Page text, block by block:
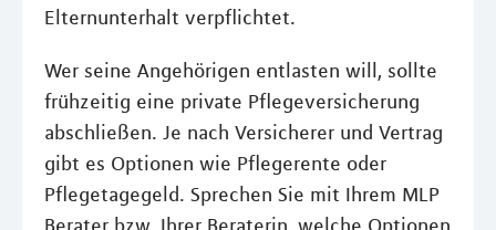
Elternunterhalt verpflichtet.
Wer seine Angehörigen entlasten will, sollte
frühzeitig eine private Pflegeversicherung
abschließen. Je nach Versicherer und Vertrag
gibt es Optionen wie Pflegerente oder
Pflegetagegeld. Sprechen Sie mit Ihrem MLP